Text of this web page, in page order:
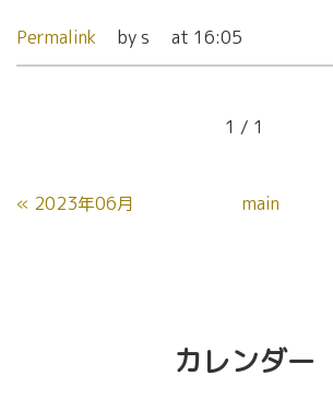
Permalink by s at 16:05
1 / 1
« 2023年06月 main
カレンダー